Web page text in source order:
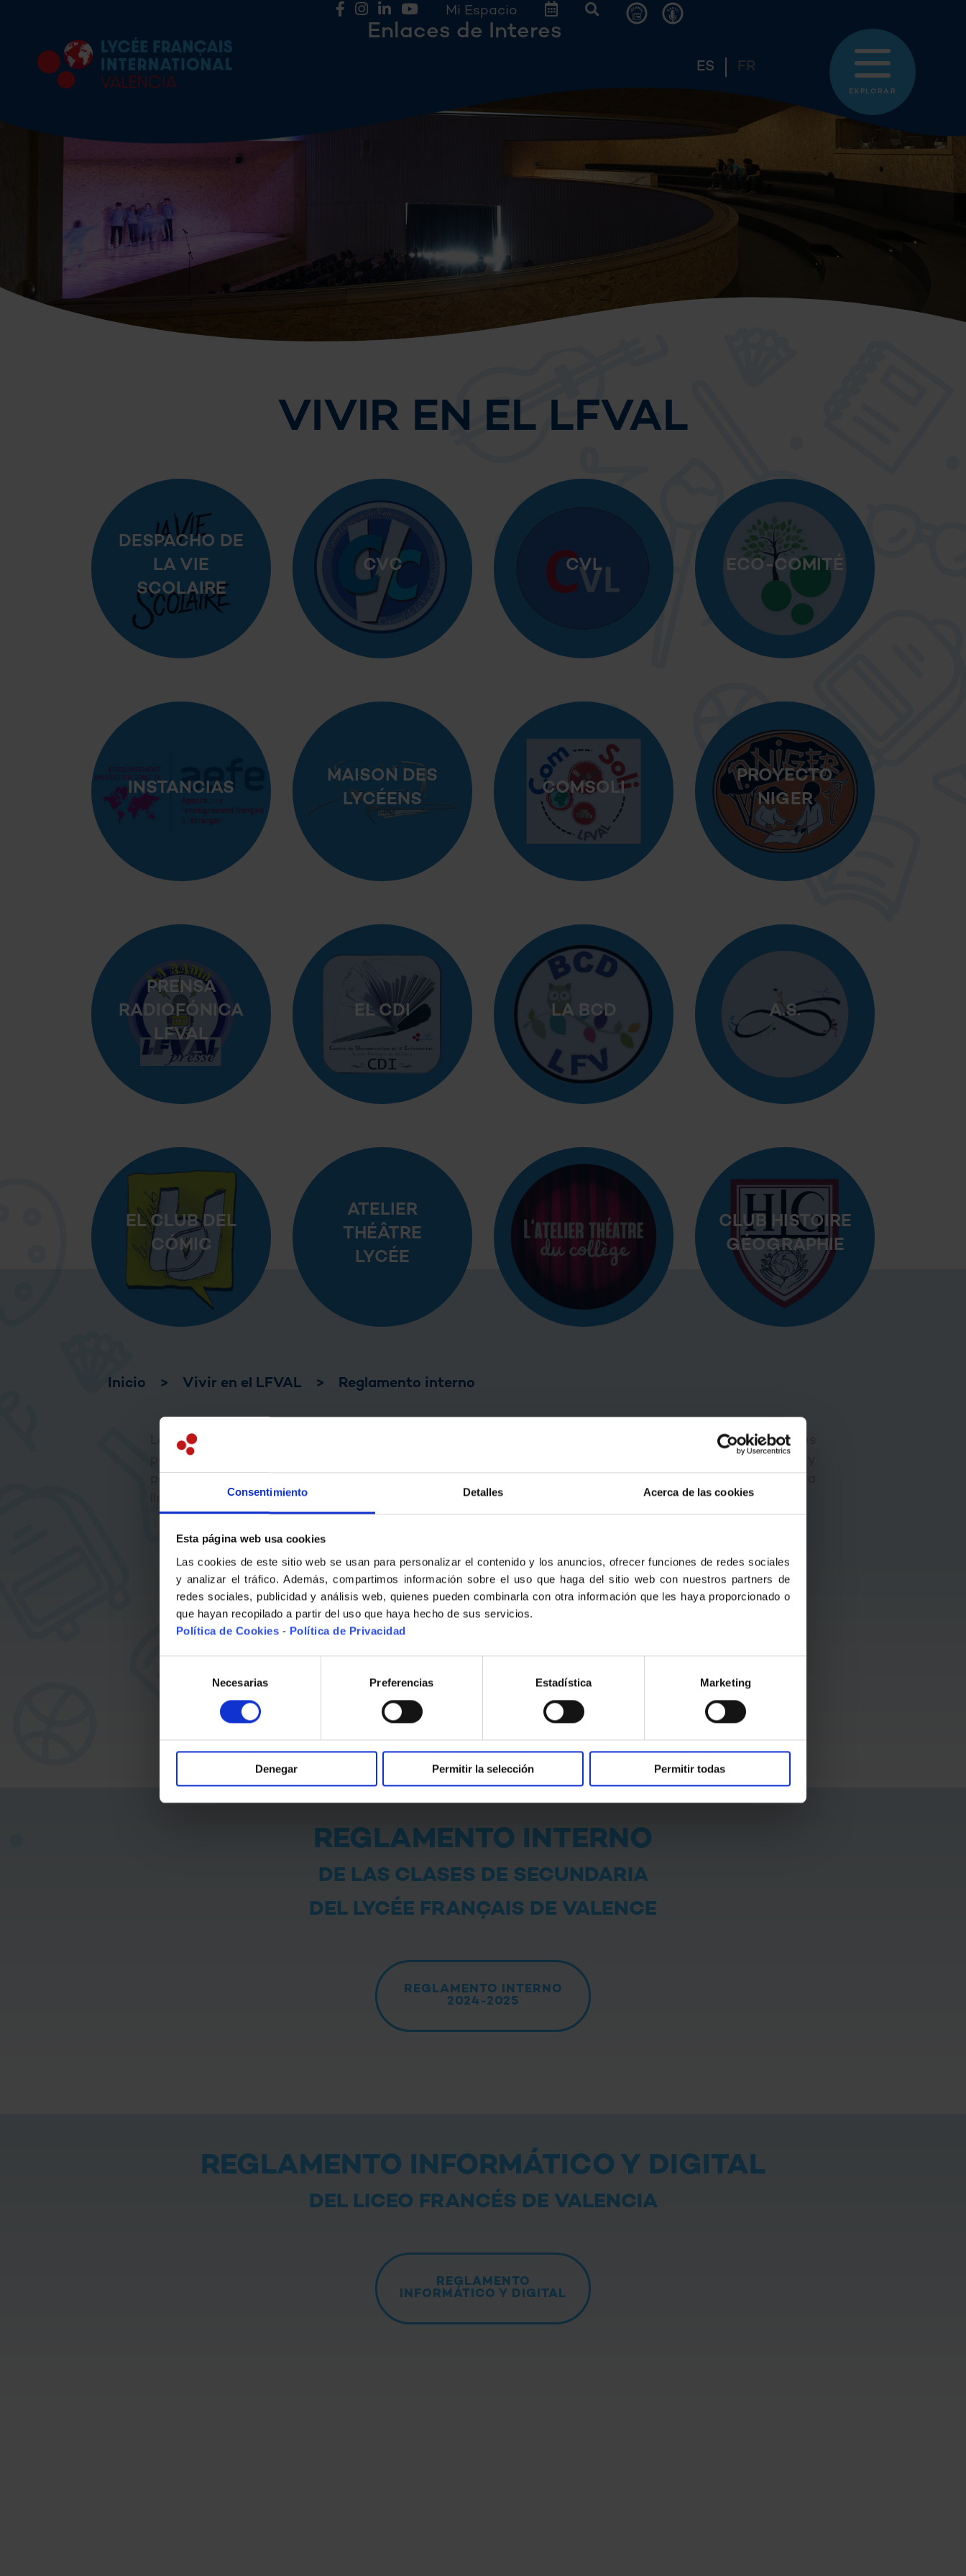
Consentimiento Detalles Acerca de las cookies
Esta página web usa cookies
Las cookies de este sitio web se usan para personalizar el contenido y los anuncios, ofrecer funciones de redes sociales
y analizar el tráfico. Además, compartimos información sobre el uso que haga del sitio web con nuestros partners de
redes sociales, publicidad y análisis web, quienes pueden combinarla con otra información que les haya proporcionado o
que hayan recopilado a partir del uso que haya hecho de sus servicios.
Política de Cookies - Política de Privacidad
consentimiento
Necesarias Preferencias Estadística Marketing
Denegar Permitir la selección Permitir todas
Mi Espacio
ES FR
EXPLORAR
Enlaces de Interes
VIVIR EN EL LFVAL
DESPACHO DE
LA VIE
SCOLAIRE
CVC CVL ECO-COMITÉ
INSTANCIAS
MAISON DES
LYCÉENS
COMSOLI
PROYECTO
NIGER
PRENSA
RADIOFÓNICA
LFVAL
EL CDI LA BCD A.S.
EL CLUB DEL
CÓMIC
ATELIER
THÉÂTRE
LYCÉE
CLUB HISTOIRE
GÉOGRAPHIE
Inicio > Vivir en el LFVAL > Reglamento interno
La vida colectiva implica un conjunto de reglas que bien comprendidas y admitidas por las diferentes
partes del conjunto de la comunidad educativa (alumnos, maestros, padres, administración y
llegar a ser un verdadero proyecto educativo.
REGLAMENTO INTERNO
DE LAS CLASES DE EDUCACIÓN INFANTIL Y PRIMARIA
DEL LICEO FRANCES DE VALENCIA
REGLAMENTO INTERNO
REGLAMENTO INTERNO
DE LAS CLASES DE SECUNDARIA
DEL LYCÉE FRANÇAIS DE VALENCE
REGLAMENTO INTERNO
2024-2025
REGLAMENTO INFORMÁTICO Y DIGITAL
DEL LICEO FRANCÉS DE VALENCIA
REGLAMENTO
INFORMÁTICO Y DIGITAL